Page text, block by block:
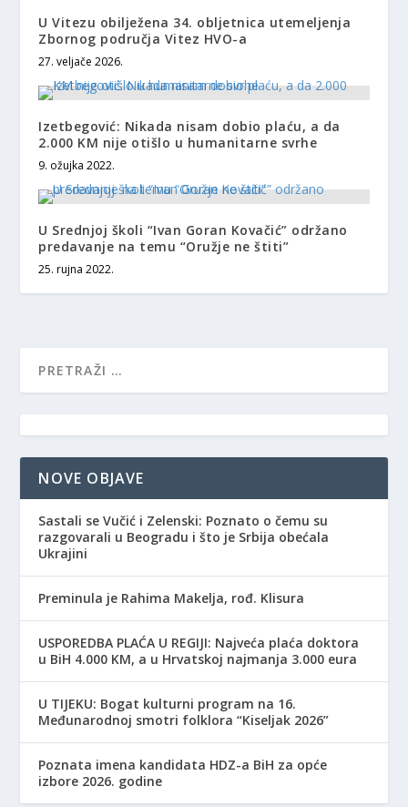
U Vitezu obilježena 34. obljetnica utemeljenja
Zbornog područja Vitez HVO-a
27. veljače 2026.
Izetbegović: Nikada nisam dobio plaću, a da
2.000 KM nije otišlo u humanitarne svrhe
9. ožujka 2022.
U Srednjoj školi “Ivan Goran Kovačić” održano
predavanje na temu “Oružje ne štiti”
25. rujna 2022.
NOVE OBJAVE
Sastali se Vučić i Zelenski: Poznato o čemu su
razgovarali u Beogradu i što je Srbija obećala
Ukrajini
Preminula je Rahima Makelja, rođ. Klisura
USPOREDBA PLAĆA U REGIJI: Najveća plaća doktora
u BiH 4.000 KM, a u Hrvatskoj najmanja 3.000 eura
​U TIJEKU: Bogat kulturni program na 16.
Međunarodnoj smotri folklora “Kiseljak 2026”
Poznata imena kandidata HDZ-a BiH za opće
izbore 2026. godine